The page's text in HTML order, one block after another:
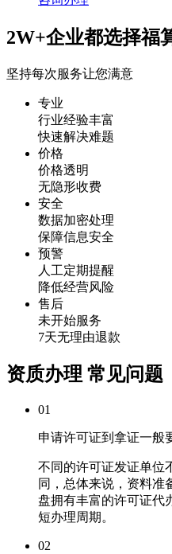
2W+企业都选择福
坚持每次服务让您满意
专业
行业经验丰富
快速解决难题
价格
价格透明
无隐形收费
安全
数据加密处理
保障信息安全
预警
人工定期提醒
降低经营风险
售后
未开始服务
7天无理由退款
资质办理 常见问题
01
申请许可证到拿证一般
不同的许可证发证单位
同，总体来说，资料准
盘拥有丰富的许可证代
短办理周期。
02